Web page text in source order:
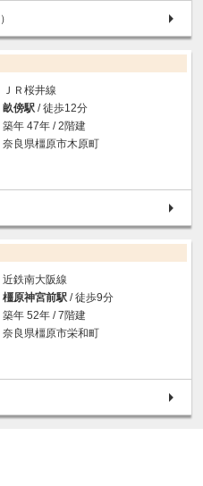
）
ＪＲ桜井線
畝傍駅 / 徒歩12分
築年 47年 / 2階建
奈良県橿原市木原町
近鉄南大阪線
橿原神宮前駅 / 徒歩9分
築年 52年 / 7階建
奈良県橿原市栄和町